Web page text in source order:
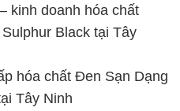
kinh doanh hóa chất
Black tại Tây
hóa chất Ðen Sạn Dạng
Tây Ninh